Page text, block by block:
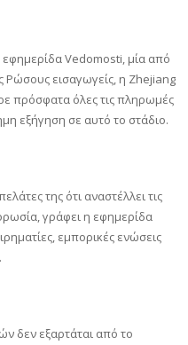
Vedomosti, μία από
Ρώσους εισαγωγείς, η Zhejiang
πρόσφατα όλες τις πληρωμές
εξήγηση σε αυτό το στάδιο.
της ότι αναστέλλει τις
γράφει η εφημερίδα
εμπορικές ενώσεις
δεν εξαρτάται από το